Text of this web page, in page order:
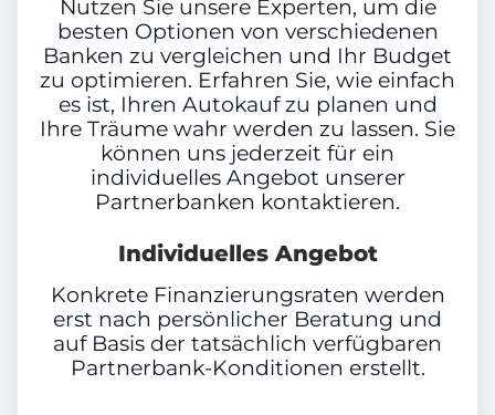
1.600 kg
Anhängelast ungebremst
750 kg
Nutzen Sie unsere Experten, um die
besten Optionen von verschiedenen
Banken zu vergleichen und Ihr Budget
zu optimieren. Erfahren Sie, wie einfach
es ist, Ihren Autokauf zu planen und
Ihre Träume wahr werden zu lassen. Sie
können uns jederzeit für ein
individuelles Angebot unserer
Partnerbanken kontaktieren.
Individuelles Angebot
Konkrete Finanzierungsraten werden
erst nach persönlicher Beratung und
auf Basis der tatsächlich verfügbaren
Partnerbank-Konditionen erstellt.